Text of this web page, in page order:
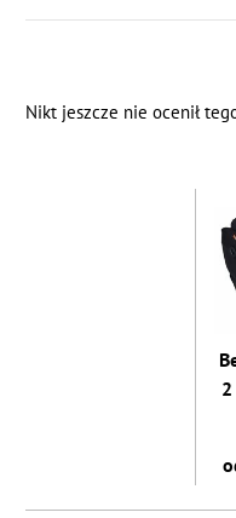
Nikt jeszcze nie ocenił